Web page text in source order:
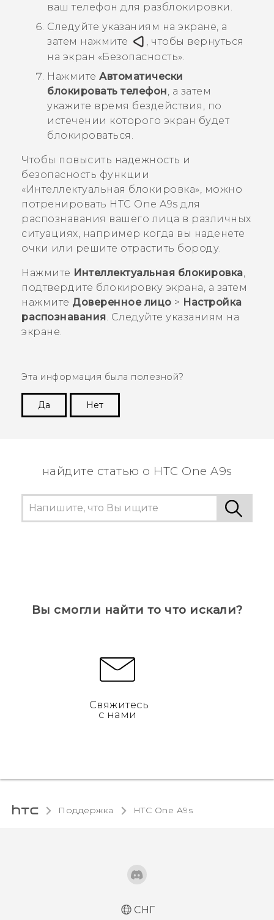
ваш телефон для разблокировки.
Следуйте указаниям на экране, а
затем нажмите
, чтобы вернуться
на экран «Безопасность».
Нажмите Автоматически
блокировать телефон, а затем
укажите время бездействия, по
истечении которого экран будет
блокироваться.
Чтобы повысить надежность и
безопасность функции
«Интеллектуальная блокировка», можно
потренировать HTC One A9s для
распознавания вашего лица в различных
ситуациях, например когда вы наденете
очки или решите отрастить бороду.
Нажмите Интеллектуальная блокировка,
подтвердите блокировку экрана, а затем
нажмите Доверенное лицо > Настройка
распознавания. Следуйте указаниям на
экране.
Эта информация была полезной?
Да
Нет
найдите статью о HTC One A9s
Вы смогли найти то что искали?
Свяжитесь
с нами
Поддержка HTC One A9s‎
СНГ